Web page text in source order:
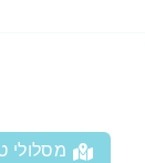
מסלולי